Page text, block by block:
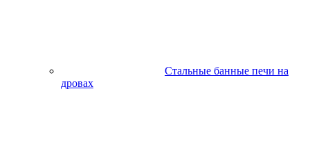
Стальные банные печи на
дровах